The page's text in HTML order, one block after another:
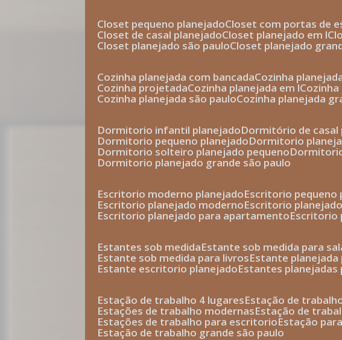
closet pequeno planejado closet com portas de
closet de casal planejado closet planejado em l
closet planejado são paulo closet planejado
cozinha planejada com bancada cozinha
cozinha projetada cozinha planejada em l
cozinha planejada são paulo cozinha planejada
dormitorio infantil planejado
dormitório de
dormitorio pequeno planejado dormitorio
dormitorio solteiro planejado pequeno
dormitorio planejado grande são paulo
escritorio moderno planejado escritorio pequeno
escritorio planejado moderno escritorio
escritorio planejado para apartamento
estantes sob medida estante sob medida para
estante sob medida para livros estante
estante escritorio planejado estantes planejadas
estação de trabalho 4 lugares estação de
estações de trabalho modernas estação de
estações de trabalho para escritorio estação
estação de trabalho grande são paulo